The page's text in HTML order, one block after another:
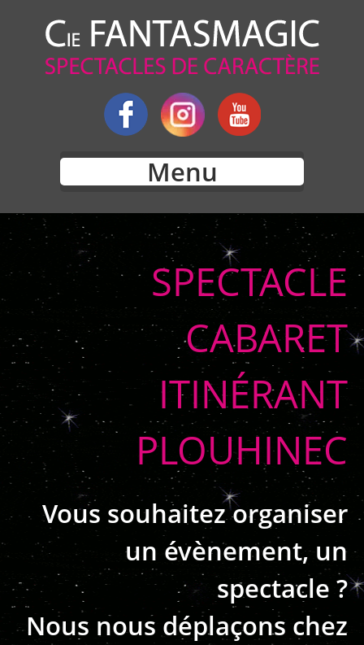
Menu
SPECTACLE
CABARET
ITINÉRANT
PLOUHINEC
Vous souhaitez organiser
un évènement, un
spectacle ?
Nous nous déplaçons chez